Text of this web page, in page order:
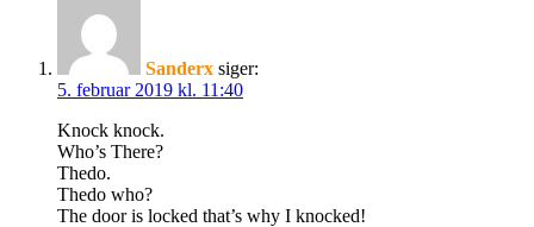
Sanderx siger:
5. februar 2019 kl. 11:40
Knock knock.
Who’s There?
Thedo.
Thedo who?
The door is locked that’s why I knocked!